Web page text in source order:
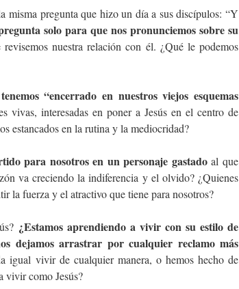
misma pregunta que hizo un día a sus discípulos: “Y
solo para que nos pronunciemos sobre su
nuestra relación con él. ¿Qué le podemos
“encerrado en nuestros viejos esquemas
vivas, interesadas en poner a Jesús en el centro de
estancados en la rutina y la mediocridad?
para nosotros en un personaje gastadoal que
va creciendo la indiferencia y el olvido? ¿Quienes
la fuerza y el atractivo que tiene para nosotros?
¿Estamos aprendiendo a vivir con su estilo de
dejamos arrastrar por cualquier reclamo más
igual vivir de cualquier manera, o hemos hecho de
vivir como Jesús?